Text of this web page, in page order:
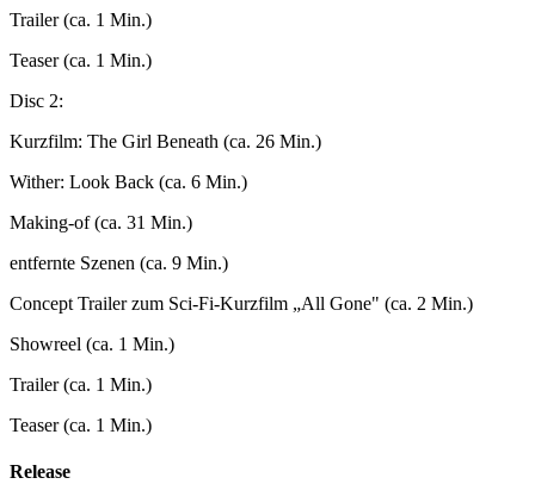
Trailer (ca. 1 Min.)
Teaser (ca. 1 Min.)
Disc 2:
Kurzfilm: The Girl Beneath (ca. 26 Min.)
Wither: Look Back (ca. 6 Min.)
Making-of (ca. 31 Min.)
entfernte Szenen (ca. 9 Min.)
Concept Trailer zum Sci-Fi-Kurzfilm „All Gone" (ca. 2 Min.)
Showreel (ca. 1 Min.)
Trailer (ca. 1 Min.)
Teaser (ca. 1 Min.)
Release